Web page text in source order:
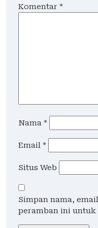
Komentar *
Nama *
Email *
Situs Web
Simpan nama,
peramban ini